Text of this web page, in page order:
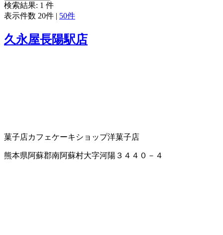
検索結果: 1 件
表示件数 20件 | 50件
久永屋長陽駅店
菓子店カフェケーキショップ洋菓子店
熊本県阿蘇郡南阿蘇村大字河陽３４４０－４